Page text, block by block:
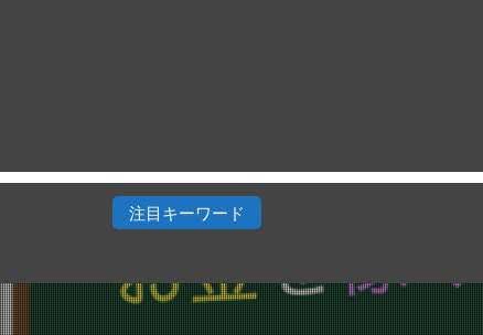
注目キーワード